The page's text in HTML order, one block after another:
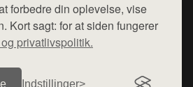
forbedre din oplevelse, vise
Kort sagt: for at siden fungerer
privatlivspolitik.
Indstillinger
side - vi henviser til de shops,